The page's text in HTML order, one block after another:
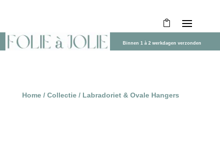
Binnen 1 à 2 werkdagen verzonden
Home/ Collectie/ Labradoriet & Ovale Hangers